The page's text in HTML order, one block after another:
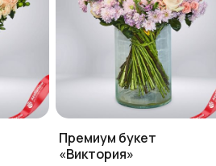
Премиум букет
«Виктория»